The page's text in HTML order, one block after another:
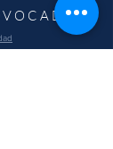
O C A D E S